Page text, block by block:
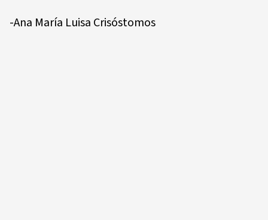
-Ana María Luisa Crisóstomos